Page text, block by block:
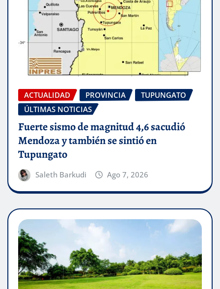
ACTUALIDAD PROVINCIA
TUPUNGATO
ÚLTIMAS NOTICIAS
Fuerte sismo de magnitud 4,6 sacudió
Mendoza y también se sintió en
Tupungato
Saleth Barkudi Ago 7, 2026